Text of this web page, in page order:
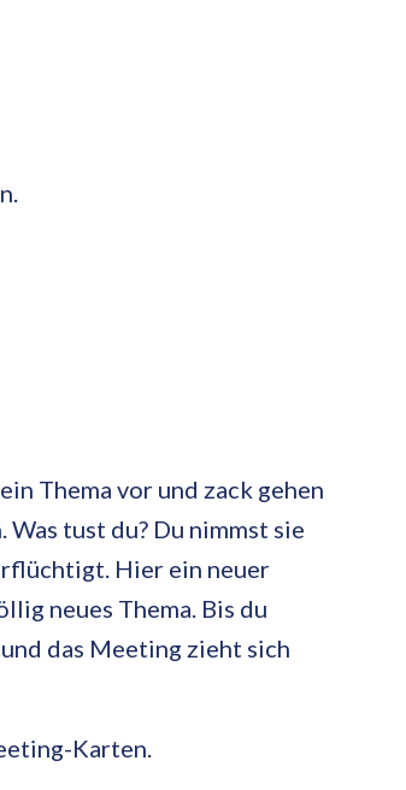
Thema vor und zack gehen
tust du? Du nimmst sie
Hier ein neuer
neues Thema. Bis du
das Meeting zieht sich
Karten.